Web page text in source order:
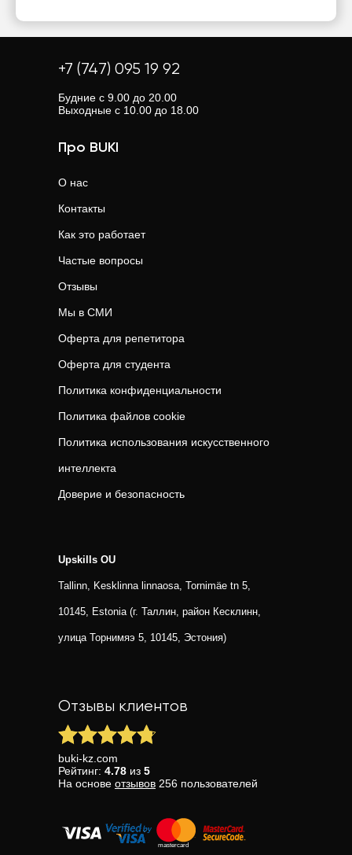
+7 (747) 095 19 92
Будние с 9.00 до 20.00
Выходные с 10.00 до 18.00
Про BUKI
О нас
Контакты
Как это работает
Частые вопросы
Отзывы
Мы в СМИ
Оферта для репетитора
Оферта для студента
Политика конфиденциальности
Политика файлов cookie
Политика использования искусственного
интеллекта
Доверие и безопасность
Upskills OU
Tallinn, Kesklinna linnaosa, Tornimäe tn 5,
10145, Estonia (г. Таллин, район Кесклинн,
улица Торнимяэ 5, 10145, Эстония)
Отзывы клиентов
buki-kz.com
Рейтинг: 4.78 из 5
На основе отзывов 256 пользователей